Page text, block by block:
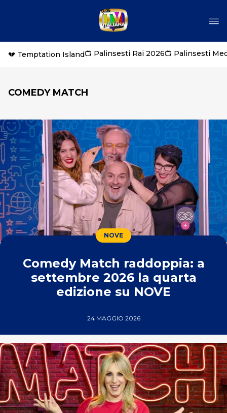
💔 Temptation Island📺 Palinsesti Rai 2026📺 Palinsesti
COMEDY MATCH
NOVE
Comedy Match raddoppia: a
settembre 2026 la quarta
edizione su NOVE
24 MAGGIO 2026